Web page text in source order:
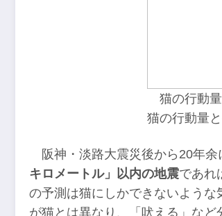
猫の行動
猫の行動量
阪神・淡路大震災後から20年
キロメートル」以内の地震であれ
の予測は猫にしかできないよう
が猫とは異なり、「吠える」な